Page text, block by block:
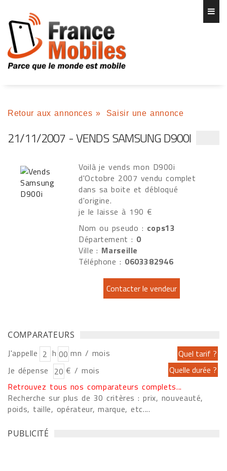
Retour aux annonces » Saisir une annonce
21/11/2007 - VENDS SAMSUNG D900I
Voilà je vends mon D900i
d'Octobre 2007 vendu complet
dans sa boite et débloqué
d'origine.
je le laisse à 190 €
Nom ou pseudo : cops13
Département : 0
Ville : Marseille
Téléphone : 0603382946
COMPARATEURS
J'appelle h
mn / mois
Je dépense
€ / mois
Retrouvez tous nos comparateurs complets...
Recherche sur plus de 30 critères : prix, nouveauté,
poids, taille, opérateur, marque, etc....
PUBLICITÉ